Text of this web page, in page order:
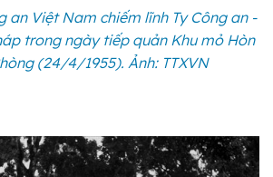
an Việt Nam chiếm lĩnh Ty Công an -
trong ngày tiếp quản Khu mỏ Hòn
(24/4/1955). Ảnh: TTXVN